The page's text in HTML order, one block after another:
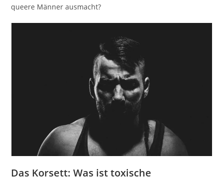
queere Männer ausmacht?
Das Korsett: Was ist toxische